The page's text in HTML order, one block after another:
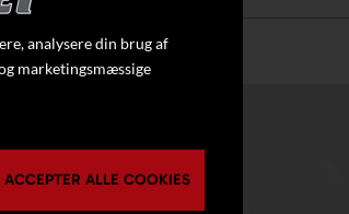
analysere din brug af
marketingsmæssige
ACCEPTER ALLE COOKIES